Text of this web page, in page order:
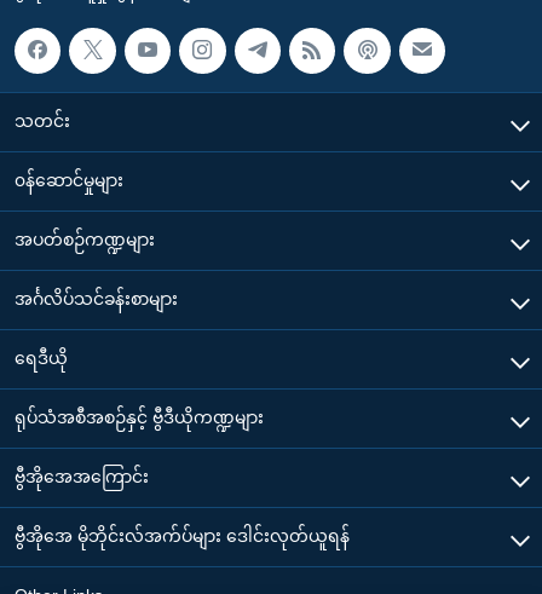
သတင်း
၀န်ဆောင်မှုများ
အပတ်စဉ်ကဏ္ဍများ
အင်္ဂလိပ်သင်ခန်းစာများ
ရေဒီယို
ရုပ်သံအစီအစဉ်နှင့် ဗွီဒီယိုကဏ္ဍများ
ဗွီအိုအေအကြောင်း
ဗွီအိုအေ မိုဘိုင်းလ်အက်ပ်များ ဒေါင်းလုတ်ယူရန်